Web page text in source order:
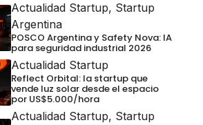
Actualidad Startup, Startup
Argentina
POSCO Argentina y Safety Nova: IA
para seguridad industrial 2026
Actualidad Startup
Reflect Orbital: la startup que
vende luz solar desde el espacio
por US$5.000/hora
Actualidad Startup, Startup